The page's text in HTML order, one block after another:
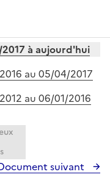
à aujourd'hui
au 05/04/2017
au 06/01/2016
suivant